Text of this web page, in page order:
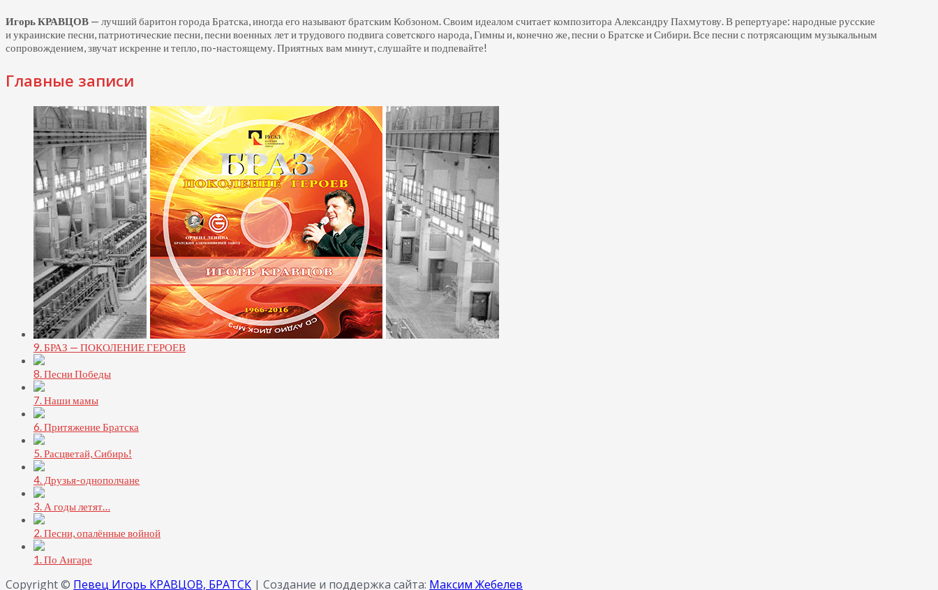
Игорь КРАВЦОВ — лучший баритон города Братска, иногда его называют братским Кобзоном. Своим идеалом считает композитора Александру Пахмутову. В репертуаре: народные русские
и украинские песни, патриотические песни, песни военных лет и трудового подвига советского народа, Гимны и, конечно же, песни о Братске и Сибири. Все песни с потрясающим музыкальным
сопровождением, звучат искренне и тепло,по-настоящему.Приятных вам минут, слушайте и подпевайте!
Главные записи
9. БРАЗ — ПОКОЛЕНИЕ ГЕРОЕВ
8. Песни Победы
7. Наши мамы
6. Притяжение Братска
5. Расцветай, Сибирь!
4. Друзья-однополчане
3. А годы летят…
2. Песни, опалённые войной
1. По Ангаре
Copyright © Певец Игорь КРАВЦОВ, БРАТСК | Создание и поддержка сайта: Максим Жебелев